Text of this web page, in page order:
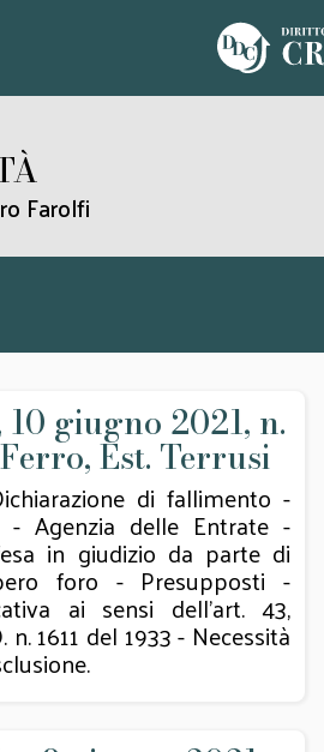
Farolfi
10 giugno 2021, n.
Est. Terrusi
di fallimento -
- Agenzia delle Entrate -
in giudizio da parte di
foro - Presupposti -
ai sensi dell'art. 43,
1611 del 1933 - Necessità